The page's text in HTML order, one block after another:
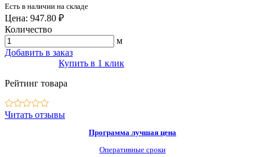
Есть в наличии на складе
Цена: 947.80 ₽
Количество
м
Добавить в заказ
Купить в 1 клик
Рейтинг товара
Читать отзывы
Программа лучшая цена
Оперативные сроки